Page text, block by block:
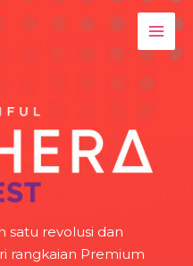
satu revolusi dan
rangkaian Premium